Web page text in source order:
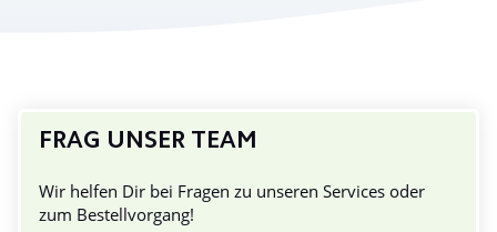
FRAG UNSER TEAM
Wir helfen Dir bei Fragen zu unseren Services oder
zum Bestellvorgang!